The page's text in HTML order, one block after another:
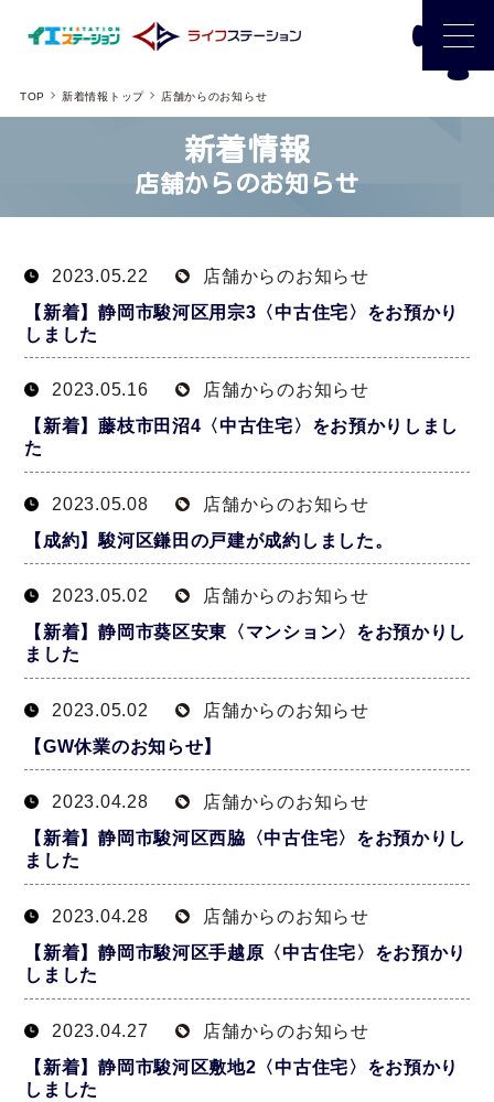
TOP 新着情報トップ 店舗からのお知らせ
新着情報
店舗からのお知らせ
2023.05.22
店舗からのお知らせ
【新着】静岡市駿河区用宗3〈中古住宅〉をお預かり
しました
2023.05.16
店舗からのお知らせ
【新着】藤枝市田沼4〈中古住宅〉をお預かりしまし
た
2023.05.08
店舗からのお知らせ
【成約】駿河区鎌田の戸建が成約しました。
2023.05.02
店舗からのお知らせ
【新着】静岡市葵区安東〈マンション〉をお預かりし
ました
2023.05.02
店舗からのお知らせ
【GW休業のお知らせ】
2023.04.28
店舗からのお知らせ
【新着】静岡市駿河区西脇〈中古住宅〉をお預かりし
ました
2023.04.28
店舗からのお知らせ
【新着】静岡市駿河区手越原〈中古住宅〉をお預かり
しました
2023.04.27
店舗からのお知らせ
【新着】静岡市駿河区敷地2〈中古住宅〉をお預かり
しました